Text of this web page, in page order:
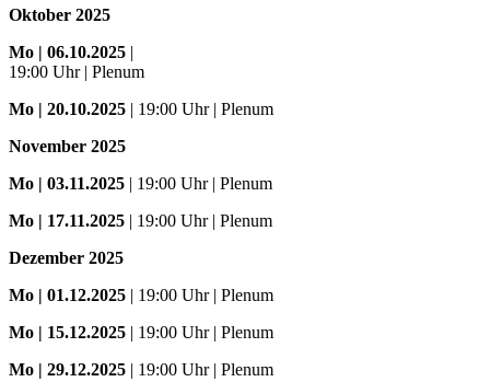
Oktober 2025
Mo | 06.10.2025 |
19:00 Uhr | Plenum
Mo | 20.10.2025 | 19:00 Uhr | Plenum
November 2025
Mo | 03.11.2025 | 19:00 Uhr | Plenum
Mo | 17.11.2025 | 19:00 Uhr | Plenum
Dezember 2025
Mo | 01.12.2025 | 19:00 Uhr | Plenum
Mo | 15.12.2025 | 19:00 Uhr | Plenum
Mo | 29.12.2025 | 19:00 Uhr | Plenum